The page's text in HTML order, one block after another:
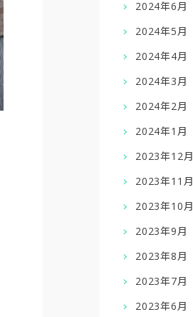
2024年6月
2024年5月
2024年4月
2024年3月
2024年2月
2024年1月
2023年12月
2023年11月
2023年10月
2023年9月
2023年8月
2023年7月
2023年6月